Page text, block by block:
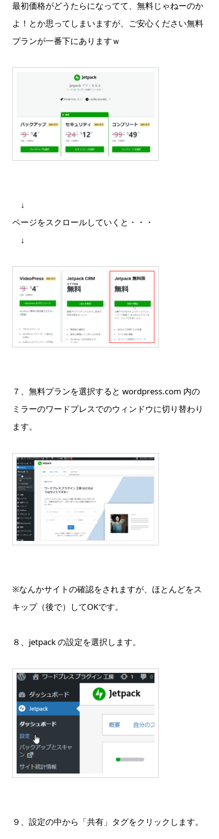
最初価格がどうたらになってて、無料じゃねーのか
よ！とか思ってしまいますが、ご安心ください無料
プランが一番下にありますｗ
↓
ページをスクロールしていくと・・・
↓
７、無料プランを選択すると wordpress.com 内の
ミラーのワードプレスでのウィンドウに切り替わり
ます。
※なんかサイトの確認をされますが、ほとんどをス
キップ（後で）してOKです。
８、jetpack の設定を選択します。
９、設定の中から「共有」タグをクリックします。